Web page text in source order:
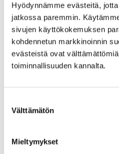
Hyödynnämme evästeitä,
jatkossa paremmin.
sivujen käyttökokemuksen
kohdennetun markkinoinnin
evästeistä ovat
toiminnallisuuden kannalta.
valinta
Välttämätön
Mieltymykset
leirikeskusten
vuorohakemus
Voit siirtyä
painamalla alla olevasta